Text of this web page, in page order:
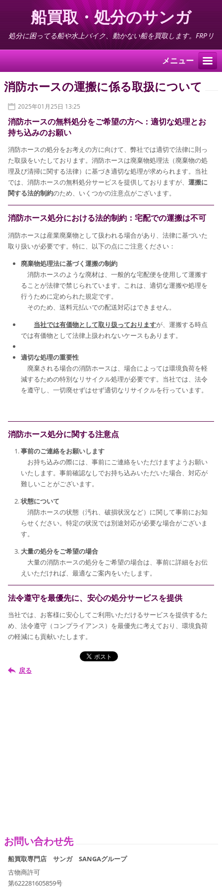
船買取・処分のサンガ
処分に困ってる船や水上バイク、動かない船を買取します。FRPリ
サイクル料不要
メニュー
消防ホースの運搬に係る取扱について
2025年01月25日 13:25
消防ホースの無料処分をご希望の方へ：適切な処理とお
持ち込みのお願い
消防ホースの処分をお考えの方に向けて、弊社では適切で法律に則っ
た取扱をいたしております。消防ホースは廃棄物処理法（廃棄物の処
理及び清掃に関する法律）に基づき適切な処理が求められます。当社
では、消防ホースの無料処分サービスを提供しておりますが、運搬に
関する法的制約のため、いくつかの注意点がございます。
消防ホース処分における法的制約：宅配での運搬は不可
消防ホースは産業廃棄物として扱われる場合があり、法律に基づいた
取り扱いが必要です。特に、以下の点にご注意ください：
廃棄物処理法に基づく運搬の制約
消防ホースのような廃材は、一般的な宅配便を使用して運搬す
ることが法律で禁じられています。これは、適切な運搬や処理を
行うために定められた規定です。
そのため、送料元払いでの配送対応はできません。
当社では有価物として取り扱っておりますが、運搬する時点
では有価物として法律上扱われないケースもあります。
適切な処理の重要性
廃棄される場合の消防ホースは、場合によっては環境負荷を軽
減するための特別なリサイクル処理が必要です。当社では、法令
を遵守し、一切廃せずはせず適切なリサイクルを行っています。
消防ホース処分に関する注意点
事前のご連絡をお願いします
お持ち込みの際には、事前にご連絡をいただけますようお願い
いたします。事前確認なしでお持ち込みいただいた場合、対応が
難しいことがございます。
状態について
消防ホースの状態（汚れ、破損状況など）に関して事前にお知
らせください。特定の状況では別途対応が必要な場合がございま
す。
大量の処分をご希望の場合
大量の消防ホースの処分をご希望の場合は、事前に詳細をお伝
えいただければ、最適なご案内をいたします。
法令遵守を最優先に、安心の処分サービスを提供
当社では、お客様に安心してご利用いただけるサービスを提供するた
め、法令遵守（コンプライアンス）を最優先に考えており、環境負荷
の軽減にも貢献いたします。
戻る
お問い合わせ先
船買取専門店 サンガ SANGAグループ
古物商許可
第622281605859号